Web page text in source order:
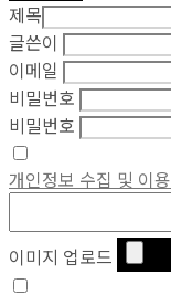
제목
글쓴이
이메일
비밀번호
비밀번호
개인정보 수집 및 이용
이미지 업로드